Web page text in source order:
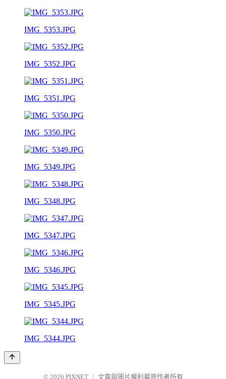
IMG_5353.JPG
IMG_5352.JPG
IMG_5351.JPG
IMG_5350.JPG
IMG_5349.JPG
IMG_5348.JPG
IMG_5347.JPG
IMG_5346.JPG
IMG_5345.JPG
IMG_5344.JPG
© 2026 PIXNET 文章與圖片權利屬原作者所有